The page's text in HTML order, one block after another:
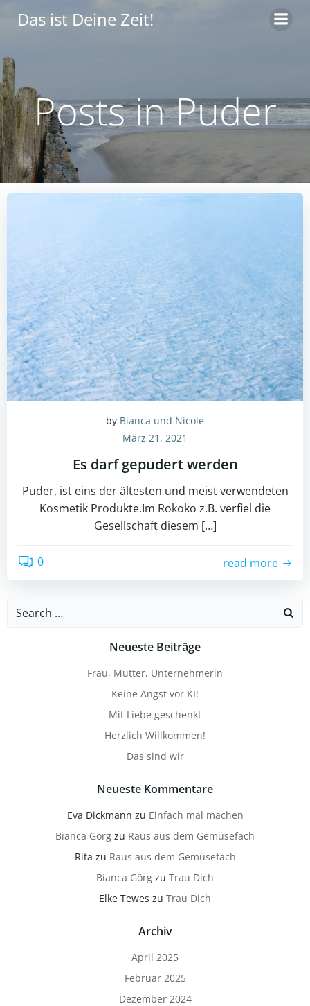
Das ist Deine Zeit!
Posts in Puder
by Bianca und Nicole
März 21, 2021
Es darf gepudert werden
Puder, ist eins der ältesten und meist verwendeten
Kosmetik Produkte.Im Rokoko z.B. verfiel die
Gesellschaft diesem […]
0 read more
Search
Neueste Beiträge
Frau, Mutter, Unternehmerin
Keine Angst vor KI!
Mit Liebe geschenkt
Herzlich Willkommen!
Das sind wir
Neueste Kommentare
Eva Dickmann zu Einfach mal machen
Bianca Görg zu Raus aus dem Gemüsefach
Rita zu Raus aus dem Gemüsefach
Bianca Görg zu Trau Dich
Elke Tewes zu Trau Dich
Archiv
April 2025
Februar 2025
Dezember 2024